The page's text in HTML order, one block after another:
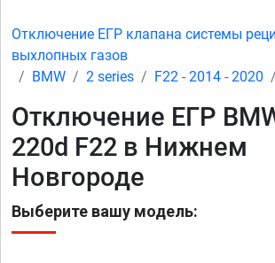
Отключение ЕГР клапана системы
выхлопных газов
BMW
2 series F22 - 2014 - 2020
Отключение ЕГР
220d F22 в Нижнем
Новгороде
Выберите вашу модель: